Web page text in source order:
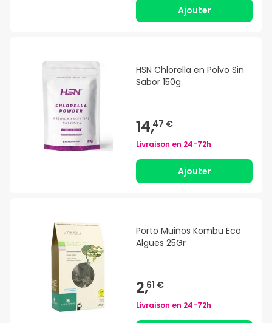
Ajouter
HSN Chlorella en Polvo Sin
Sabor 150g
14,47 €
Livraison en 24-72h
Ajouter
Porto Muiños Kombu Eco
Algues 25Gr
2,61 €
Livraison en 24-72h